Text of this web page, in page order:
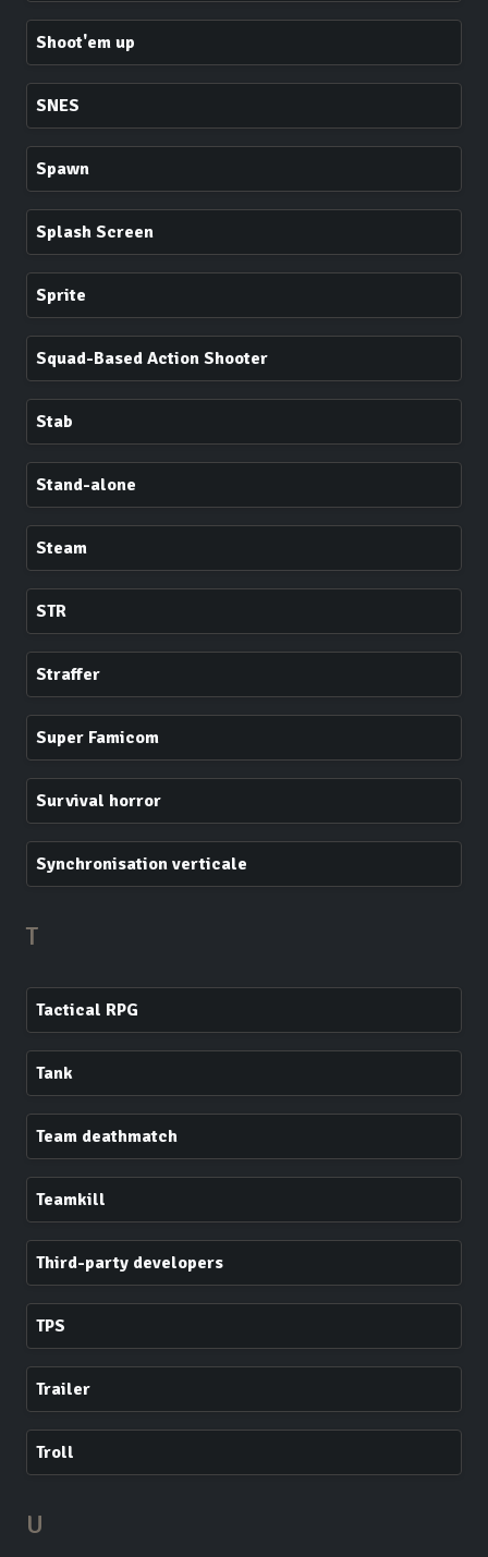
Shoot'em up
SNES
Spawn
Splash Screen
Sprite
Squad-Based Action Shooter
Stab
Stand-alone
Steam
STR
Straffer
Super Famicom
Survival horror
Synchronisation verticale
T
Tactical RPG
Tank
Team deathmatch
Teamkill
Third-party developers
TPS
Trailer
Troll
U